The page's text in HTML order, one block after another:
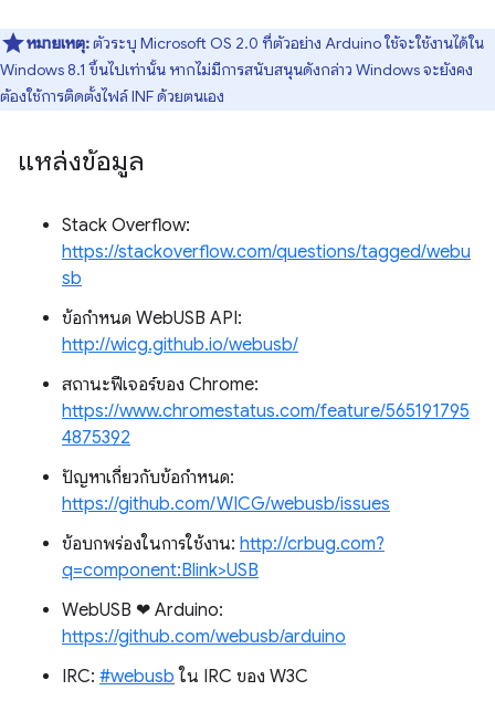
หมายเหตุ:ตัวระบุ Microsoft OS 2.0 ที่ตัวอย่าง Arduino ใช้จะใช้งานได้ใน
Windows 8.1 ขึ้นไปเท่านั้น หากไม่มีการสนับสนุนดังกล่าว Windows จะยังคง
ต้องใช้การติดตั้งไฟล์ INF ด้วยตนเอง
แหล่งข้อมูล
Stack Overflow:
https://stackoverflow.com/questions/tagged/webu
sb
ข้อกำหนด WebUSB API:
http://wicg.github.io/webusb/
สถานะฟีเจอร์ของ Chrome:
https://www.chromestatus.com/feature/565191795
4875392
ปัญหาเกี่ยวกับข้อกําหนด:
https://github.com/WICG/webusb/issues
ข้อบกพร่องในการใช้งาน: http://crbug.com?
q=component:Blink>USB
WebUSB ❤ ️Arduino:
https://github.com/webusb/arduino
IRC: #webusb ใน IRC ของ W3C